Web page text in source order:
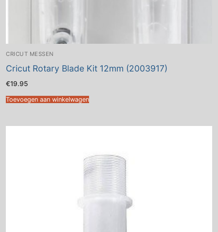
CRICUT MESSEN
Cricut Rotary Blade Kit 12mm (2003917)
€19.95
Toevoegen aan winkelwagen